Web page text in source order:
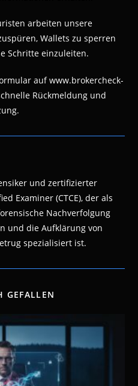
arbeiten unsere
Wallets zu sperren
Schritte einzuleiten.
auf www.brokercheck-
Rückmeldung und
und zertifizierter
Examiner (CTCE), der als
Nachverfolgung
und die Aufklärung von
spezialisiert ist.
GEFALLEN